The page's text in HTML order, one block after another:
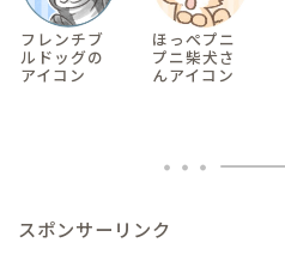
フレンチブ
ルドッグの
アイコン
ほっぺプニ
プニ柴犬さ
んアイコン
スポンサーリンク